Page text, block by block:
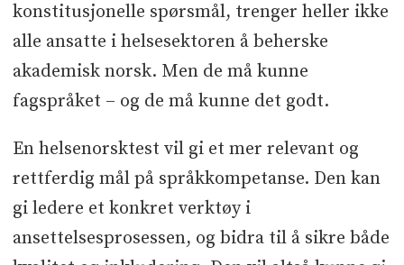
konstitusjonelle spørsmål, trenger heller ikke
alle ansatte i helsesektoren å beherske
akademisk norsk. Men de må kunne
fagspråket – og de må kunne det godt.
En helsenorsktest vil gi et mer relevant og
rettferdig mål på språkkompetanse. Den kan
gi ledere et konkret verktøy i
ansettelsesprosessen, og bidra til å sikre både